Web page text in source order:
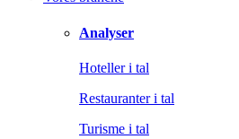
Analyser
Hoteller i tal
Restauranter i tal
Turisme i tal